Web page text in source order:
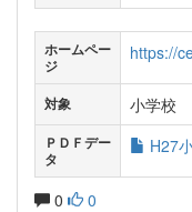
ホームペー
ジ
https://
対象 小学校
ＰＤＦデー
タ
H27
0 0